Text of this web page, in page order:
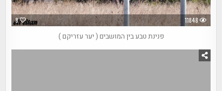
8 11848
פנינת טבע בין המושבים ( יער עזריקם )